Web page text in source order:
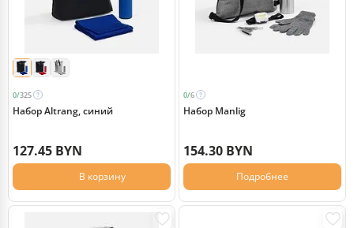
0/325
Набор Altrang, синий
127.45 BYN
В корзину
0/6
Набор Manlig
154.30 BYN
Подробнее